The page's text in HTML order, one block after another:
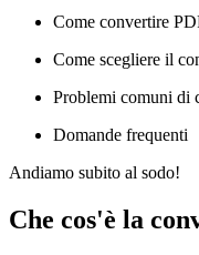
Come convertire
Come scegliere il
Problemi comuni di
Domande frequenti
Andiamo subito al sodo!
Che cos'è la